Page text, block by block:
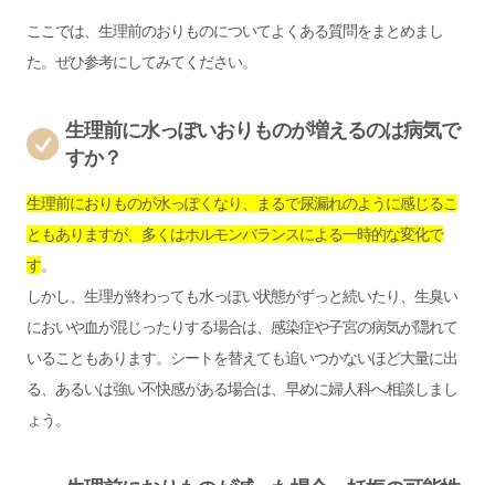
ここでは、生理前のおりものについてよくある質問をまとめまし
た。ぜひ参考にしてみてください。
生理前に水っぽいおりものが増えるのは病気で
すか？
生理前におりものが水っぽくなり、まるで尿漏れのように感じるこ
ともありますが、多くはホルモンバランスによる一時的な変化で
す。
しかし、生理が終わっても水っぽい状態がずっと続いたり、生臭い
においや血が混じったりする場合は、感染症や子宮の病気が隠れて
いることもあります。シートを替えても追いつかないほど大量に出
る、あるいは強い不快感がある場合は、早めに婦人科へ相談しまし
ょう。